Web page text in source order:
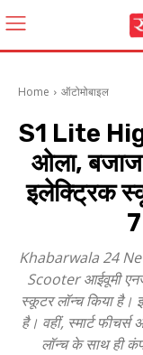
Home ऑटोमोबाइल
S1 Lite
ओला,
इलेक्ट्रिक
Khabarwala 24
Scooter आईवूमी
स्कूटर लॉन्च किया
है। वहीं, स्मार्ट
लॉन्च के साथ ही